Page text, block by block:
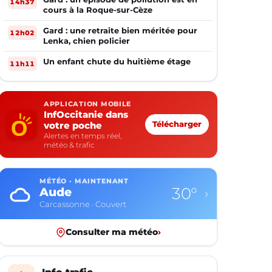
cours à la Roque-sur-Cèze
12h02
Gard : une retraite bien méritée pour
Lenka, chien policier
11h11 Un enfant chute du huitième étage
APPLICATION MOBILE
InfOccitanie dans
votre poche
Alertes en temps réel,
météo & trafic
Télécharger
MÉTÉO · MAINTENANT
Aude
Carcassonne · Couvert
30° ›
Consulter ma météo›